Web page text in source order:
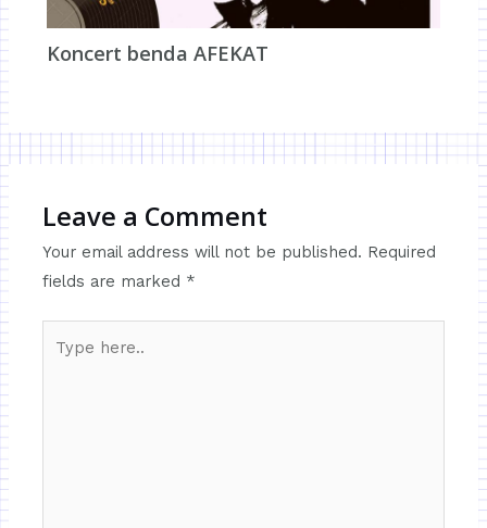
Koncert benda AFEKAT
Leave a Comment
Your email address will not be published. Required
fields are marked *